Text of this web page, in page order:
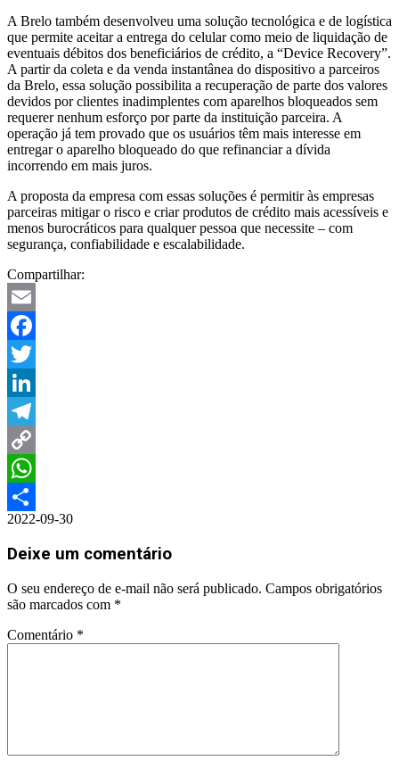
A Brelo também desenvolveu uma solução tecnológica e de logística
que permite aceitar a entrega do celular como meio de liquidação de
eventuais débitos dos beneficiários de crédito, a “Device Recovery”.
A partir da coleta e da venda instantânea do dispositivo a parceiros
da Brelo, essa solução possibilita a recuperação de parte dos valores
devidos por clientes inadimplentes com aparelhos bloqueados sem
requerer nenhum esforço por parte da instituição parceira. A
operação já tem provado que os usuários têm mais interesse em
entregar o aparelho bloqueado do que refinanciar a dívida
incorrendo em mais juros.
A proposta da empresa com essas soluções é permitir às empresas
parceiras mitigar o risco e criar produtos de crédito mais acessíveis e
menos burocráticos para qualquer pessoa que necessite – com
segurança, confiabilidade e escalabilidade.
Compartilhar:
Email
Facebook
Twitter
LinkedIn
Telegram
Copy
Link
WhatsApp
Share
2022-09-30
Deixe um comentário
O seu endereço de e-mail não será publicado. Campos obrigatórios
são marcados com *
Comentário *